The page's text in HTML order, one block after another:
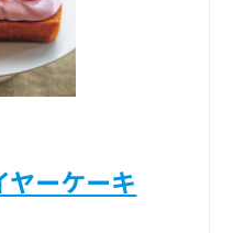
ヤーケーキ